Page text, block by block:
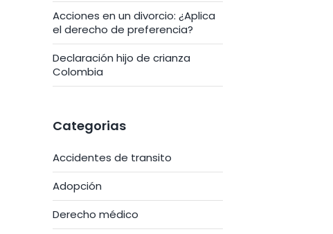
Acciones en un divorcio: ¿Aplica
el derecho de preferencia?
Declaración hijo de crianza
Colombia
Categorias
Accidentes de transito
Adopción
Derecho médico